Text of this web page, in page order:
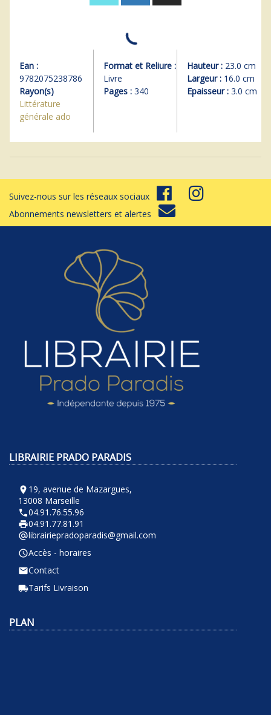
Ean :
9782075238786
Rayon(s)
Littérature
générale ado
Format et Reliure :
Livre
Pages :340
Hauteur : 23.0 cm
Largeur : 16.0 cm
Epaisseur : 3.0 cm
Suivez-nous sur les réseaux sociaux
Abonnements newsletters et alertes
LIBRAIRIE PRADO PARADIS
room 19, avenue de Mazargues,
13008 Marseille
phone04.91.76.55.96
local_printshop04.91.77.81.91
alternate_emaillibrairiepradoparadis@gmail.com
query_builderAccès - horaires
emailContact
local_shippingTarifs Livraison
PLAN